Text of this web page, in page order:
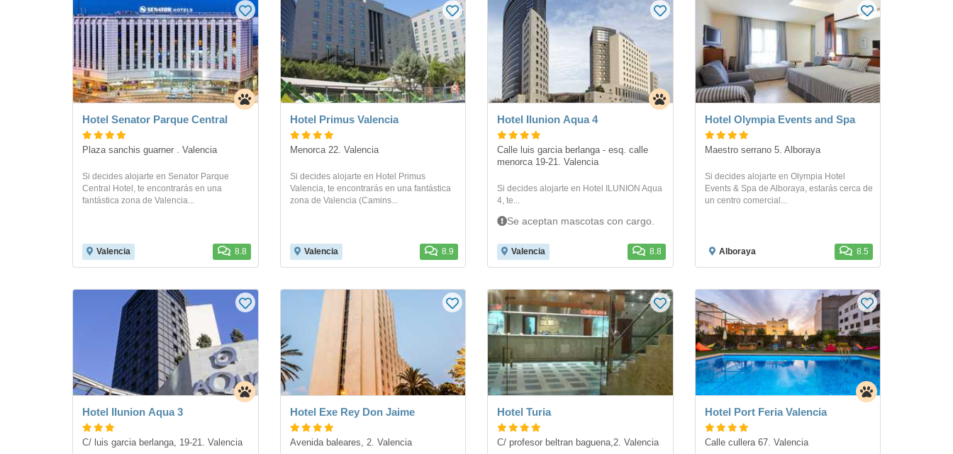
Hotel Senator Parque Central
Plaza sanchis guarner . Valencia
Si decides alojarte en Senator Parque
Central Hotel, te encontrarás en una
fantástica zona de Valencia...
Valencia 8.8
Hotel Primus Valencia
Menorca 22. Valencia
Si decides alojarte en Hotel Primus
Valencia, te encontrarás en una fantástica
zona de Valencia (Camins...
Valencia 8.9
Hotel Ilunion Aqua 4
Calle luis garcia berlanga - esq. calle
menorca 19-21. Valencia
Si decides alojarte en Hotel ILUNION Aqua
4, te...
Se aceptan mascotas con cargo.
Valencia 8.8
Hotel Olympia Events and Spa
Maestro serrano 5. Alboraya
Si decides alojarte en Olympia Hotel
Events & Spa de Alboraya, estarás cerca de
un centro comercial...
Alboraya 8.5
Hotel Ilunion Aqua 3
C/ luis garcia berlanga, 19-21. Valencia
Hotel Exe Rey Don Jaime
Avenida baleares, 2. Valencia
Hotel Turia
C/ profesor beltran baguena,2. Valencia
Hotel Port Feria Valencia
Calle cullera 67. Valencia